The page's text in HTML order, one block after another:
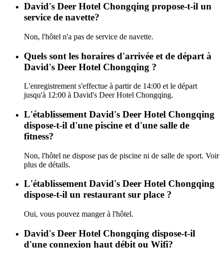
David's Deer Hotel Chongqing propose-t-il un
service de navette?
Non, l'hôtel n'a pas de service de navette.
Quels sont les horaires d'arrivée et de départ à
David's Deer Hotel Chongqing ?
L'enregistrement s'effectue à partir de 14:00 et le départ
jusqu'à 12:00 à David's Deer Hotel Chongqing.
L'établissement David's Deer Hotel Chongqing
dispose-t-il d'une piscine et d'une salle de
fitness?
Non, l'hôtel ne dispose pas de piscine ni de salle de sport. Voir
plus de détails.
L'établissement David's Deer Hotel Chongqing
dispose-t-il un restaurant sur place ?
Oui, vous pouvez manger à l'hôtel.
David's Deer Hotel Chongqing dispose-t-il
d'une connexion haut débit ou Wifi?